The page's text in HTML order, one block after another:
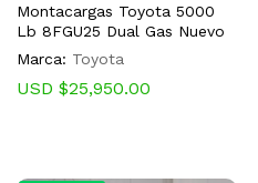
Montacargas Toyota 5000
Lb 8FGU25 Dual Gas Nuevo
Marca: Toyota
USD $25,950.00